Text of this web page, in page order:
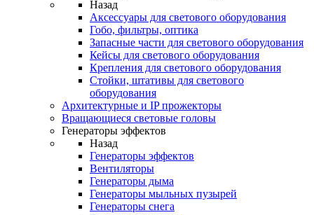
Назад
Аксессуары для светового оборудования
Гобо, фильтры, оптика
Запасные части для светового оборудования
Кейсы для светового оборудования
Крепления для светового оборудования
Стойки, штативы для светового
оборудования
Архитектурные и IP прожекторы
Вращающиеся световые головы
Генераторы эффектов
Назад
Генераторы эффектов
Вентиляторы
Генераторы дыма
Генераторы мыльных пузырей
Генераторы снега